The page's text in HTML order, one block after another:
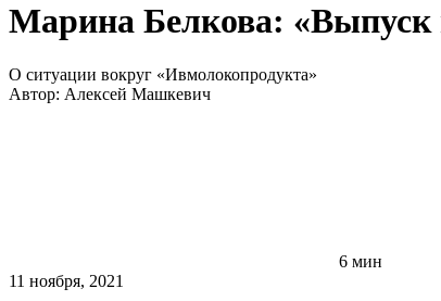
Марина Белкова: «Выпуск
О ситуации вокруг «Ивмолокопродукта»
Автор: Алексей Машкевич
6 мин
11 ноября, 2021